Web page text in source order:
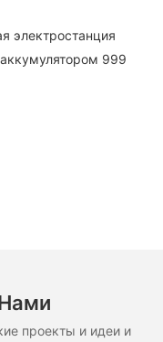
проекты и идеи и